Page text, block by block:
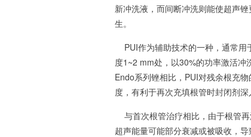
新冲洗液，而间断冲洗则能使超声
生。
PUI作为辅助技术的一种，通常用
度1~2 mm处，以30%的功率激活冲
Endo系列锉相比，PUI对残余根充
度，有利于再次充填根管时封闭剂
与首次根管治疗相比，由于根管
超声能量可能部分衰减或被吸收，